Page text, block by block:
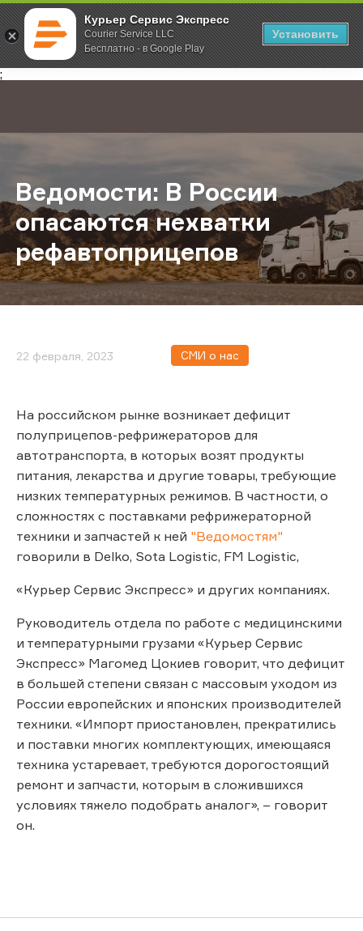
Курьер Сервис Экспресс
Courier Service LLC
Бесплатно - в Google Play
Установить
;
Главная О компании Новости Ведомости: В России опасаются
Ведомости: В России
опасаются нехватки
рефавтоприцепов
22 февраля, 2023 СМИ о нас
На российском рынке возникает дефицит
полуприцепов-рефрижераторов для
автотранспорта, в которых возят продукты
питания, лекарства и другие товары, требующие
низких температурных режимов. В частности, о
сложностях с поставками рефрижераторной
техники и запчастей к ней "Ведомостям"
говорили в Delko, Sota Logistic, FM Logistic,
«Курьер Сервис Экспресс» и других компаниях.
Руководитель отдела по работе с медицинскими
и температурными грузами «Курьер Сервис
Экспресс» Магомед Цокиев говорит, что дефицит
в большей степени связан с массовым уходом из
России европейских и японских производителей
техники. «Импорт приостановлен, прекратились
и поставки многих комплектующих, имеющаяся
техника устаревает, требуются дорогостоящий
ремонт и запчасти, которым в сложившихся
условиях тяжело подобрать аналог», – говорит
он.